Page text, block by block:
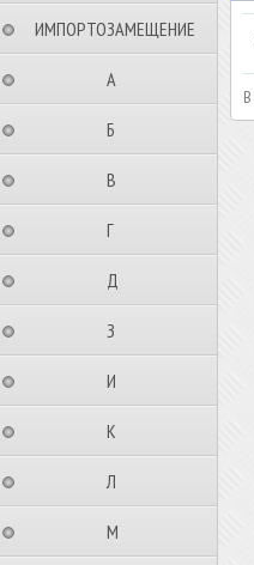
⠀ИМПОРТОЗАМЕЩЕНИЕ
⠀⠀⠀⠀⠀⠀А⠀⠀⠀⠀⠀⠀⠀
⠀⠀⠀⠀⠀⠀Б⠀⠀⠀⠀⠀⠀⠀
⠀⠀⠀⠀⠀⠀В⠀⠀⠀⠀⠀⠀⠀
⠀⠀⠀⠀⠀⠀Г⠀⠀⠀⠀⠀⠀⠀
⠀⠀⠀⠀⠀⠀Д⠀⠀⠀⠀⠀⠀⠀
⠀⠀⠀⠀⠀⠀З⠀⠀⠀⠀⠀⠀⠀
⠀⠀⠀⠀⠀⠀И⠀⠀⠀⠀⠀⠀⠀
⠀⠀⠀⠀⠀⠀К⠀⠀⠀⠀⠀⠀⠀
⠀⠀⠀⠀⠀⠀Л⠀⠀⠀⠀⠀⠀⠀
⠀⠀⠀⠀⠀⠀М⠀⠀⠀⠀⠀⠀⠀